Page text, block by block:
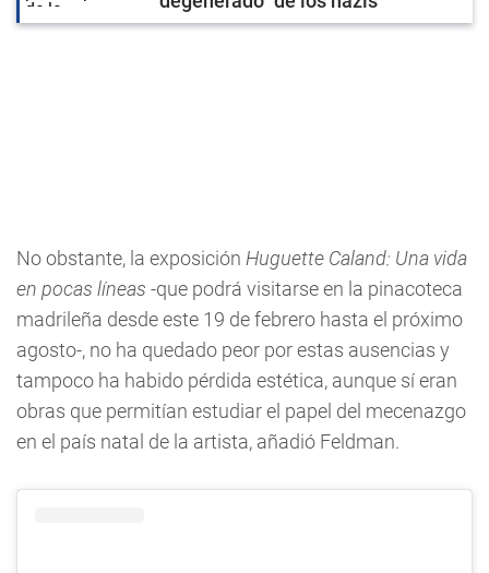
No obstante, la exposición Huguette Caland: Una vida
en pocas líneas -que podrá visitarse en la pinacoteca
madrileña desde este 19 de febrero hasta el próximo
agosto-, no ha quedado peor por estas ausencias y
tampoco ha habido pérdida estética, aunque sí eran
obras que permitían estudiar el papel del mecenazgo
en el país natal de la artista, añadió Feldman.